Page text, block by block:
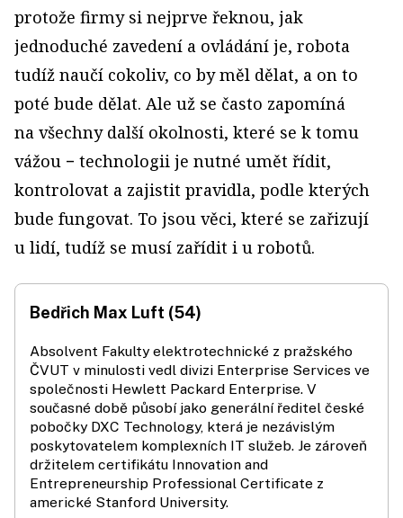
protože firmy si nejprve řeknou, jak
jednoduché zavedení a ovládání je, robota
tudíž naučí cokoliv, co by měl dělat, a on to
poté bude dělat. Ale už se často zapomíná
na všechny další okolnosti, které se k tomu
vážou − technologii je nutné umět řídit,
kontrolovat a zajistit pravidla, podle kterých
bude fungovat. To jsou věci, které se zařizují
u lidí, tudíž se musí zařídit i u robotů.
Bedřich Max Luft (54)
Absolvent Fakulty elektrotechnické z pražského
ČVUT v minulosti vedl divizi Enterprise Services ve
společnosti Hewlett Packard Enterprise. V
současné době působí jako generální ředitel české
pobočky DXC Technology, která je nezávislým
poskytovatelem komplexních IT služeb. Je zároveň
držitelem certifikátu Innovation and
Entrepreneurship Professional Certificate z
americké Stanford University.